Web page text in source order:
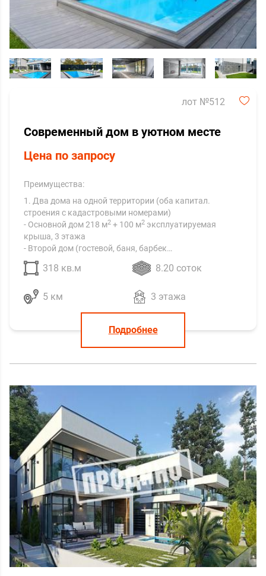
лот №512
Современный дом в уютном месте
Цена по запросу
Преимущества:
1. Два дома на одной территории (оба капитал.
строения с кадастровыми номерами)
- Основной дом 218 м2 + 100 м2 эксплуатируемая
крыша, 3 этажа
- Второй дом (гостевой, баня, барбек…
318 кв.м 8.20 соток
5 км 3 этажа
Подробнее